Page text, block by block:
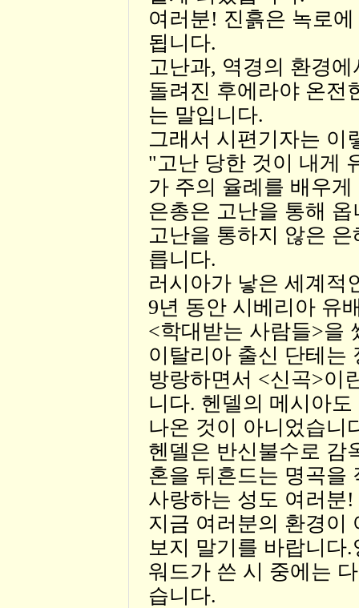
여러분! 진흙은 녹로
됩니다.
고난과, 역경의 환경
돌려진 후에라야 온전
는 말입니다.
그래서 시편기자는 이
"고난 당한 것이 내게
가 주의 율례를 배우
은총은 고난을 통해 옵
고난을 통하지 않은
릅니다.
러시아가 낳은 세계적
9년 동안 시베리아 유
<학대받는 사람들>을
이탈리아 출신 단테는
방랑하면서 <신곡>이
니다. 헨델의 메시아
나온 것이 아니었습니
헨델은 반신불수로 감
혼을 뒤흔드는 명곡을
사랑하는 성도 여러분!
지금 여러분의 환경이
보지 말기를 바랍니다
워드가 쓴 시 중에는
습니다.